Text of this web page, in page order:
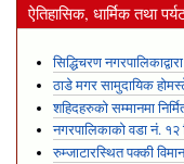
ऐतिहासिक, धार्मिक तथा
सिद्धिचरण
ठाडे मगर सामुदायिक
शहिदहरुको सम्मानमा
नगरपालिकाको वडा नं. १२
रुम्जाटारस्थित पक्की